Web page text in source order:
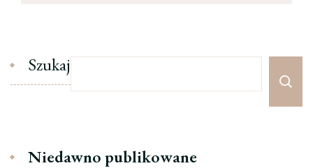
Szukaj
Niedawno publikowane